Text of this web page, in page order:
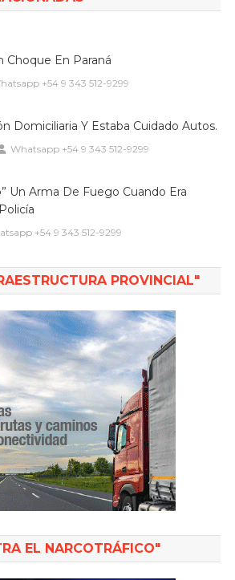
Choque En Paraná
+54 9 343 512-9299
Domiciliaria Y Estaba Cuidado Autos.
Whatsapp +54 9 343 512-9299
Un Arma De Fuego Cuando Era
+54 9 343 512-9299
PROVINCIAL"
EL NARCOTRÁFICO"